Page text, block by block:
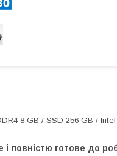
8 GB / SSD 256 GB /
і повністю готове до